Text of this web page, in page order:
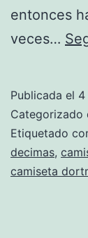
entonces
veces…
Publicada el 4
Categorizado
Etiquetado
decimas,
camiseta